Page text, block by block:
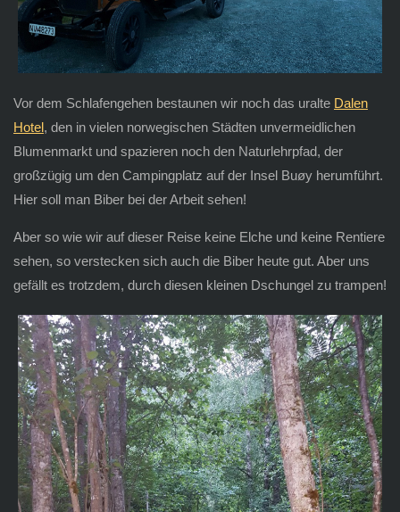
Vor dem Schlafengehen bestaunen wir noch das uralte Dalen
Hotel, den in vielen norwegischen Städten unvermeidlichen
Blumenmarkt und spazieren noch den Naturlehrpfad, der
großzügig um den Campingplatz auf der Insel Buøy herumführt.
Hier soll man Biber bei der Arbeit sehen!
Aber so wie wir auf dieser Reise keine Elche und keine Rentiere
sehen, so verstecken sich auch die Biber heute gut. Aber uns
gefällt es trotzdem, durch diesen kleinen Dschungel zu trampen!